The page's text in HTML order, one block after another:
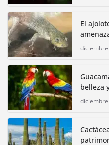
El
diciembre
belleza
diciembre